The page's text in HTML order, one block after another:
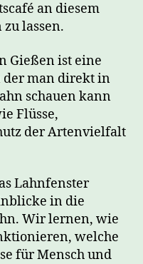
an diesem
lassen.
Gießen ist eine
man direkt in
schauen kann
Flüsse,
der Artenvielfalt
Lahnfenster
in die
Wir lernen, wie
welche
für Mensch und